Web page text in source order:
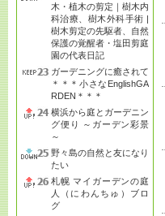
木・植木の剪定｜樹木内
科治療、樹木外科手術 |
樹木剪定の先駆者、自然
保護の覚醒者・塩田剪庭
園の代表日記
ガーデニングに癒されて
＊＊＊小さなEnglishGA
RDEN＊＊＊
横浜から庭とガーデニン
グ便り ～ガーデン彩景
～
野々島の自然と友になり
たい
札幌 マイガーデンの庭
人（にわんちゅ）ブロ
グ